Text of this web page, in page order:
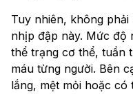
Tuy nhiên, không
nhịp đập này. Mức độ
thể trạng cơ thể, tuần
máu từng người. Bên
lắng, mệt mỏi hoặc